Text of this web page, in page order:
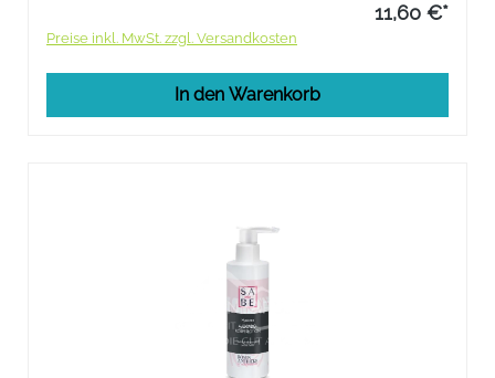
11,60 €*
Preise inkl. MwSt. zzgl. Versandkosten
In den Warenkorb